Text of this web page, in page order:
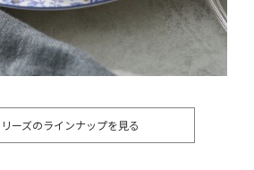
ーズのラインナップを見る